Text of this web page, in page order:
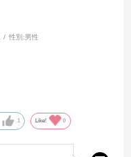
性別:男性
1 Like! 0